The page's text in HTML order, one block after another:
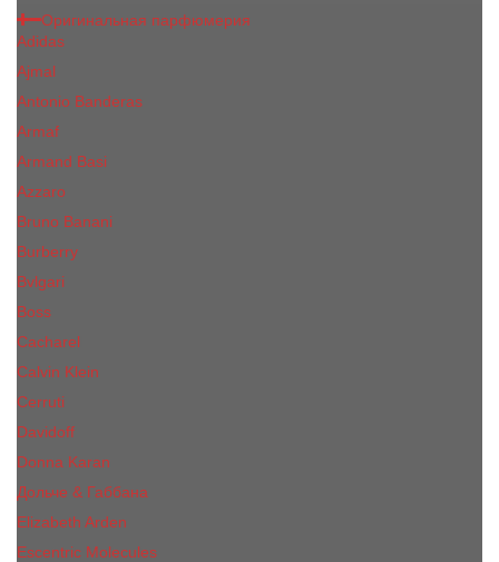
Оригинальная парфюмерия
Adidas
Ajmal
Antonio Banderas
Armaf
Armand Basi
Azzaro
Bruno Banani
Burberry
Bvlgari
Boss
Cacharel
Calvin Klein
Cerruti
Davidoff
Donna Karan
Дольче & Габбана
Elizabeth Arden
Escentric Molecules